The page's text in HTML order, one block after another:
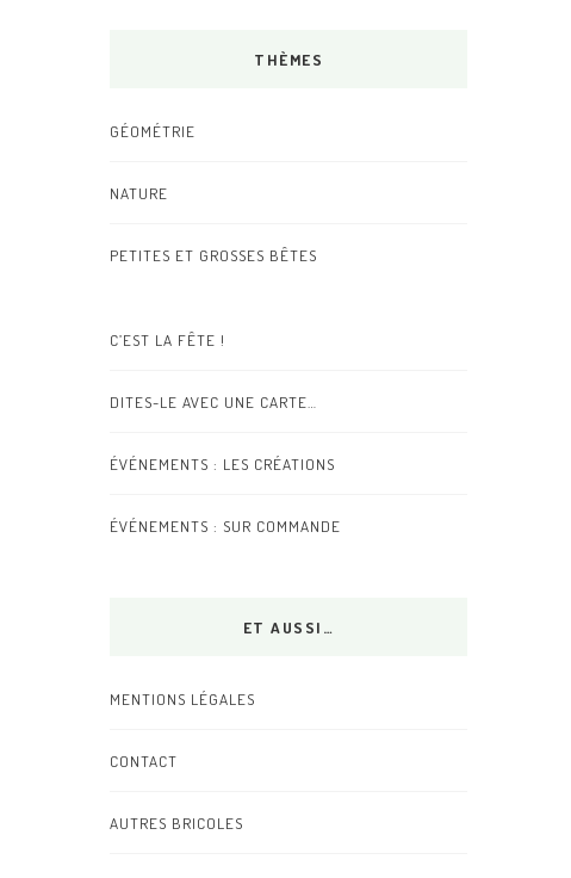
THÈMES
GÉOMÉTRIE
NATURE
PETITES ET GROSSES BÊTES
C’EST LA FÊTE !
DITES-LE AVEC UNE CARTE…
ÉVÉNEMENTS : LES CRÉATIONS
ÉVÉNEMENTS : SUR COMMANDE
ET AUSSI…
MENTIONS LÉGALES
CONTACT
AUTRES BRICOLES